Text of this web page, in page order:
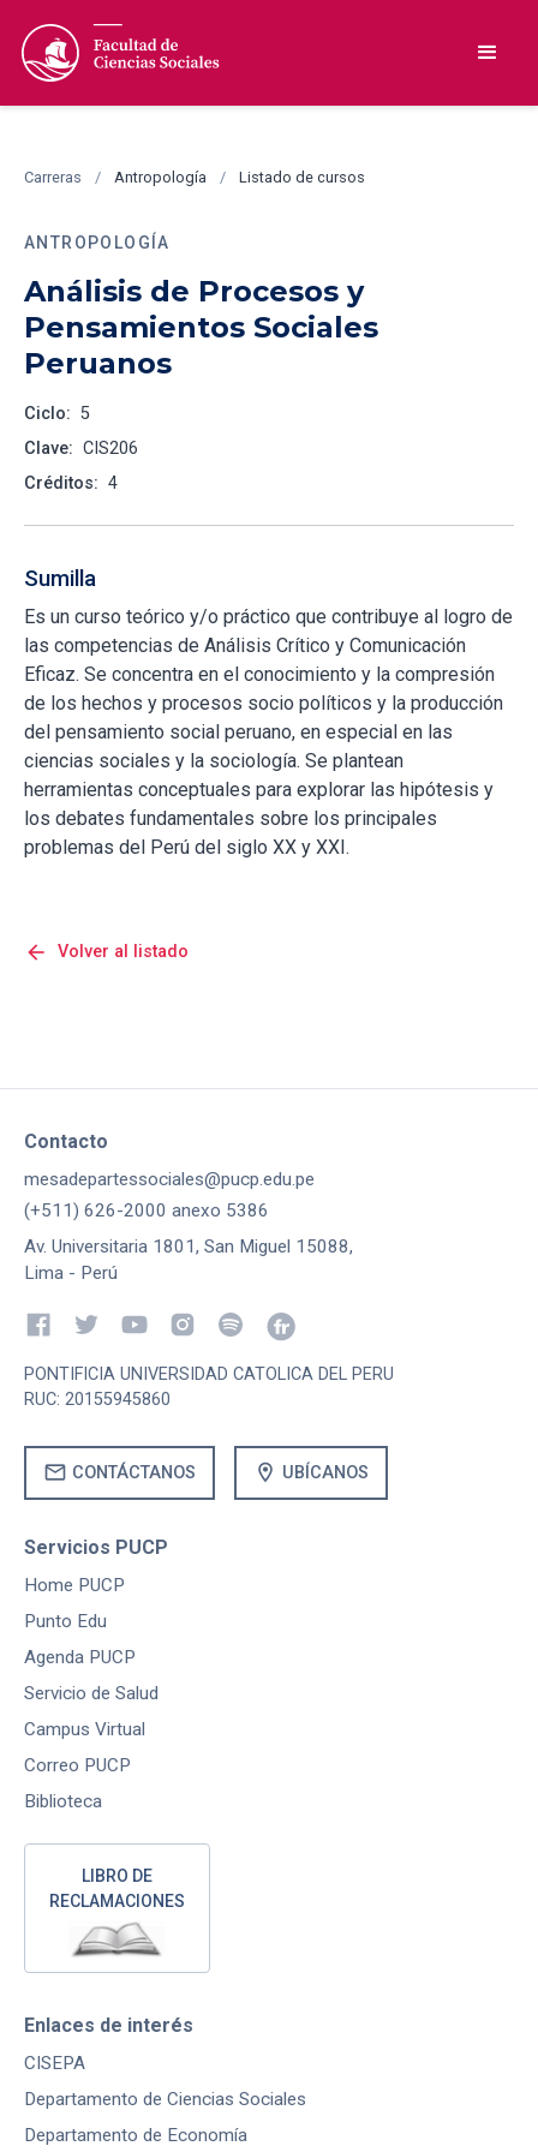
Carreras / Antropología / Listado de cursos
ANTROPOLOGÍA
Análisis de Procesos y
Pensamientos Sociales
Peruanos
Ciclo: 5
Clave: CIS206
Créditos: 4
Sumilla
Es un curso teórico y/o práctico que contribuye al logro de
las competencias de Análisis Crítico y Comunicación
Eficaz. Se concentra en el conocimiento y la compresión
de los hechos y procesos socio políticos y la producción
del pensamiento social peruano, en especial en las
ciencias sociales y la sociología. Se plantean
herramientas conceptuales para explorar las hipótesis y
los debates fundamentales sobre los principales
problemas del Perú del siglo XX y XXI.
arrow_back Volver al listado
Contacto
mesadepartessociales@pucp.edu.pe
(+511) 626-2000 anexo 5386
Av. Universitaria 1801, San Miguel 15088,
Lima - Perú
PONTIFICIA UNIVERSIDAD CATOLICA DEL PERU
RUC: 20155945860
mail CONTÁCTANOS location_on UBÍCANOS
Servicios PUCP
Home PUCP
Punto Edu
Agenda PUCP
Servicio de Salud
Campus Virtual
Correo PUCP
Biblioteca
LIBRO DE
RECLAMACIONES
Enlaces de interés
CISEPA
Departamento de Ciencias Sociales
Departamento de Economía